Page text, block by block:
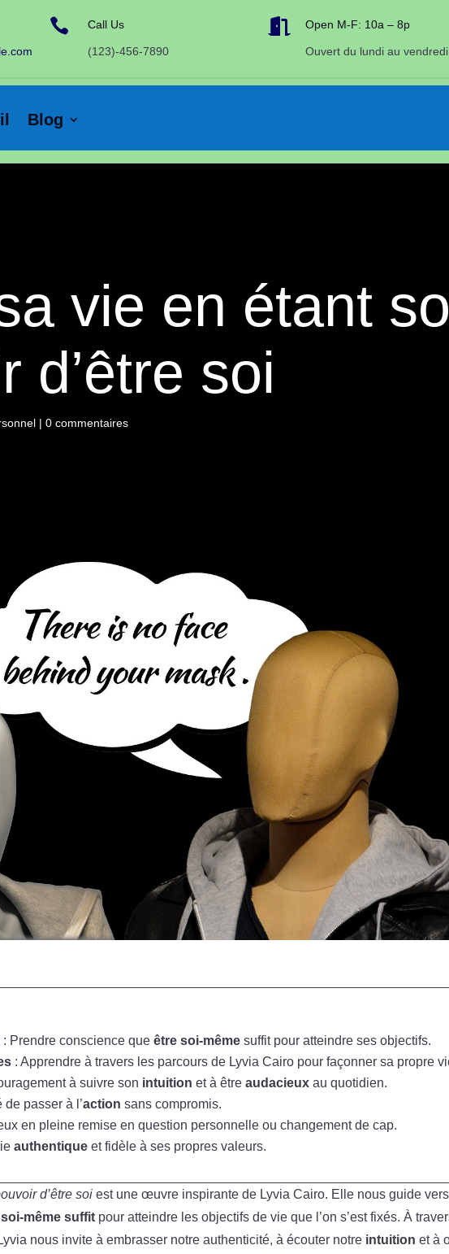
 Call Us
(123)-456-7890
 Open M-F: 10a – 8p
Ouvert du lundi au vendredi
Blog
vie en étant
d’être soi
|0 commentaires
: Prendre conscience queêtre soi-même suffit pour atteindre ses objectifs.
: Apprendre à travers les parcours de Lyvia Cairo pour façonner sa propre
à suivre son intuition et à êtreaudacieux au quotidien.
de passer à l’action sans compromis.
en pleine remise en question personnelle ou changement de cap.
authentique et fidèle à ses propres valeurs.
d’être soi est une œuvre inspirante de Lyvia Cairo. Elle nous guide
même suffit pour atteindre les objectifs de vie que l’on s’est fixés. À
nous invite à embrasser notre authenticité, à écouter notre intuition et à